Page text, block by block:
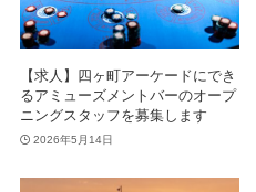
【求人】四ヶ町アーケードにでき
るアミューズメントバーのオープ
ニングスタッフを募集します
2026年5月14日